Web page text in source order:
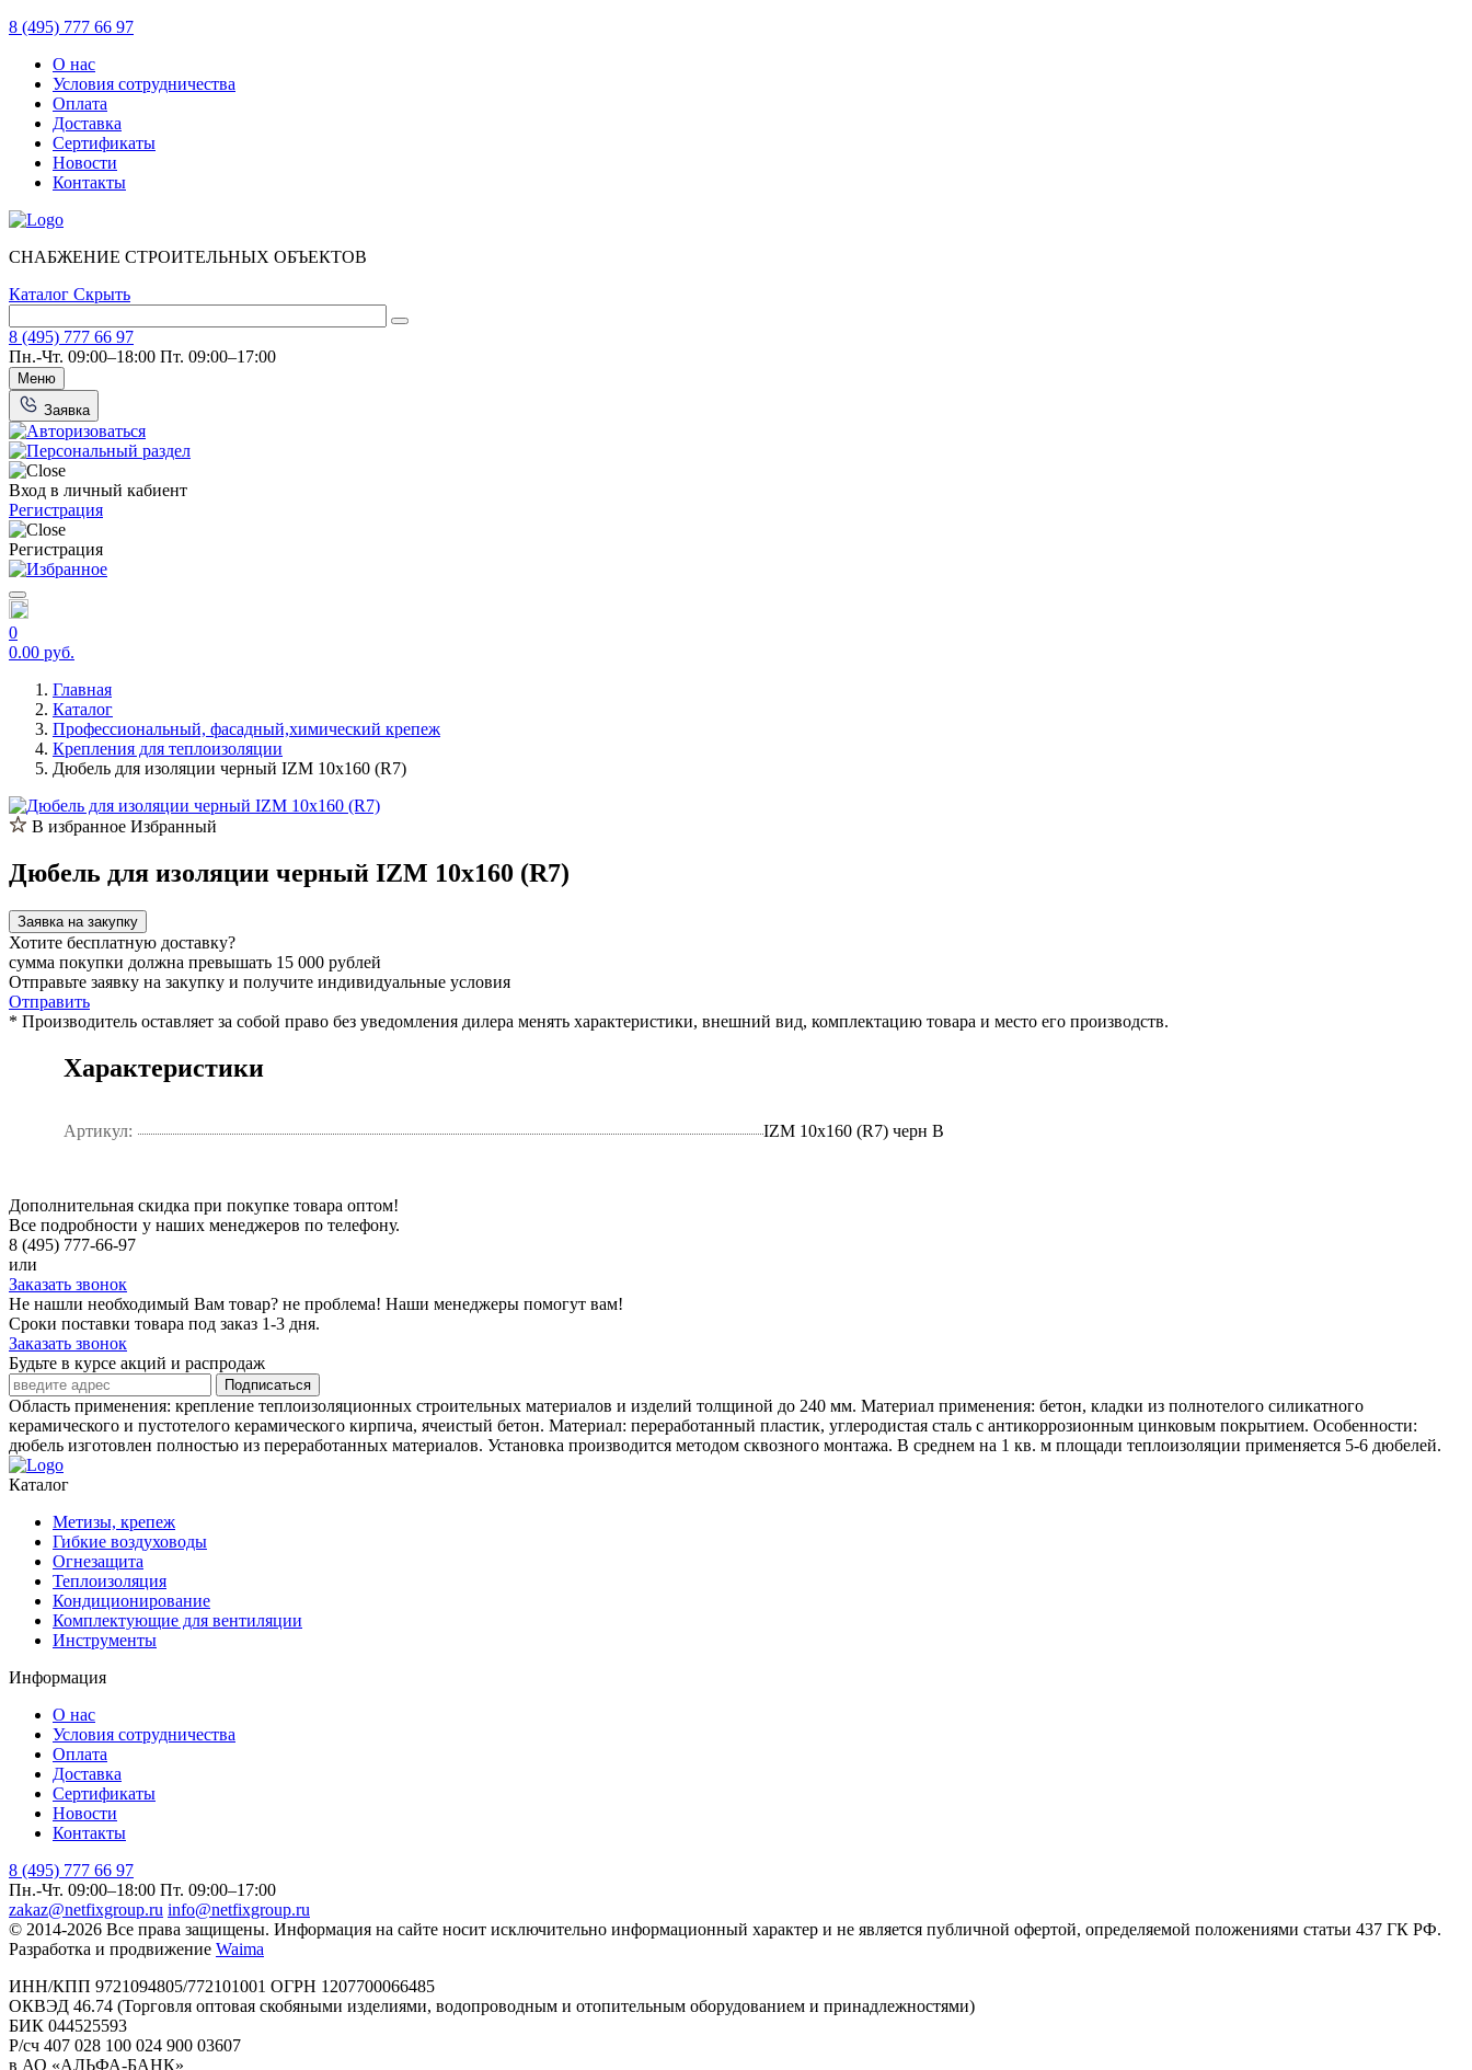
8 (495) 777 66 97
О нас
Условия сотрудничества
Оплата
Доставка
Сертификаты
Новости
Контакты
СНАБЖЕНИЕ СТРОИТЕЛЬНЫХ ОБЪЕКТОВ
Каталог Скрыть
8 (495) 777 66 97
Пн.-Чт. 09:00–18:00 Пт. 09:00–17:00
Меню
Заявка
Вход в личный кабиент
Регистрация
Регистрация
0
0.00 руб.
Главная
Каталог
Профессиональный, фасадный,химический крепеж
Крепления для теплоизоляции
Дюбель для изоляции черный IZM 10х160 (R7)
В избранное Избранный
Дюбель для изоляции черный IZM 10х160 (R7)
Заявка на закупку
Хотите бесплатную доставку?
сумма покупки должна превышать 15 000 рублей
Отправьте заявку на закупку и получите индивидуальные условия
Отправить
* Производитель оставляет за собой право без уведомления дилера менять характеристики, внешний вид, комплектацию товара и место его производств.
Характеристики
Артикул: IZM 10х160 (R7) черн B
Дополнительная скидка при покупке товара оптом!
Все подробности у наших менеджеров по телефону.
8 (495) 777-66-97
или
Заказать звонок
Не нашли необходимый Вам товар? не проблема! Наши менеджеры помогут вам!
Сроки поставки товара под заказ 1-3 дня.
Заказать звонок
Будьте в курсе акций и распродаж
Подписаться
Область применения: крепление теплоизоляционных строительных материалов и изделий толщиной до 240 мм. Материал применения: бетон, кладки из полнотелого силикатного
керамического и пустотелого керамического кирпича, ячеистый бетон. Материал: переработанный пластик, углеродистая сталь с антикоррозионным цинковым покрытием. Особенности:
дюбель изготовлен полностью из переработанных материалов. Установка производится методом сквозного монтажа. В среднем на 1 кв. м площади теплоизоляции применяется 5-6 дюбелей.
Каталог
Метизы, крепеж
Гибкие воздуховоды
Огнезащита
Теплоизоляция
Кондиционирование
Комплектующие для вентиляции
Инструменты
Информация
О нас
Условия сотрудничества
Оплата
Доставка
Сертификаты
Новости
Контакты
8 (495) 777 66 97
Пн.-Чт. 09:00–18:00 Пт. 09:00–17:00
zakaz@netfixgroup.ru info@netfixgroup.ru
© 2014-2026 Все права защищены. Информация на сайте носит исключительно информационный характер и не является публичной офертой, определяемой положениями статьи 437 ГК РФ.
Разработка и продвижение Waima
ИНН/КПП 9721094805/772101001 ОГРН 1207700066485
ОКВЭД 46.74 (Торговля оптовая скобяными изделиями, водопроводным и отопительным оборудованием и принадлежностями)
БИК 044525593
Р/сч 407 028 100 024 900 03607
в АО «АЛЬФА-БАНК»